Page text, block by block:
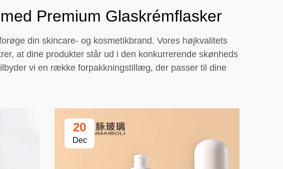
Premium Glaskrémflasker
din skincare- og kosmetikbrand. Vores højkvalitets
at dine produkter står ud i den konkurrerende skønheds
vi en række forpakkningstillæg, der passer til dine
20
Dec